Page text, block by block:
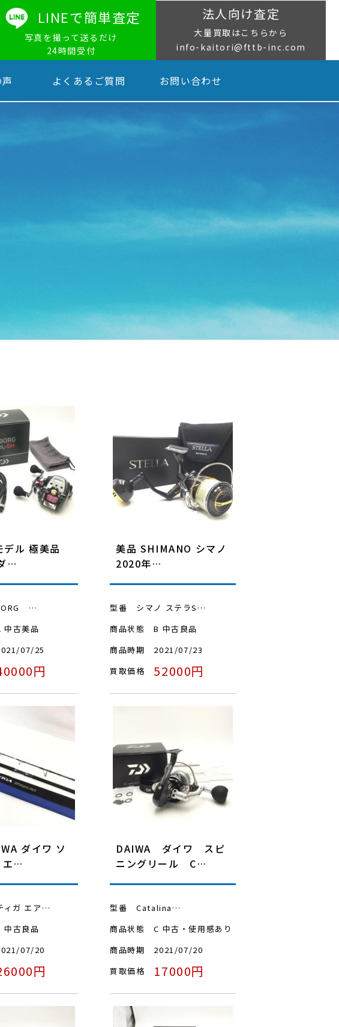
LINEで簡単査定
写真を撮って送るだけ
24時間受付
法人向け査定
大量買取はこちらから
info-kaitori@fttb-inc.com
よくあるご質問 お問い合わせ
ル 極美品
…
…
中古美品
07/25
円
美品 SHIMANO シマノ
2020年…
型番
シマノ ステラS…
商品状態
B 中古良品
商品時期
2021/07/23
買取価格
52000円
ダイワ ソ
エ…
ィガ エア…
中古良品
07/20
円
DAIWA ダイワ スピ
ニングリール C…
型番
Catalina…
商品状態
C 中古・使用感あり
商品時期
2021/07/20
買取価格
17000円